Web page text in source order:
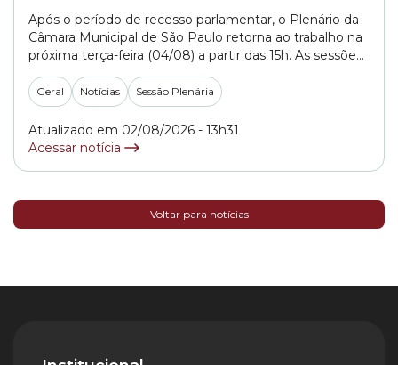
Após o período de recesso parlamentar, o Plenário da
Câmara Municipal de São Paulo retorna ao trabalho na
próxima terça-feira (04/08) a partir das 15h. As sessões
plenárias reúnem os vereadores da Casa para discutir e
votar projetos, bem como para debater temas que
impactam a vida da população da capital paulista. A
Câmara Municipal... »
Geral Notícias Sessão Plenária
Atualizado em 02/08/2026 - 13h31
Acessar notícia
Voltar para notícias